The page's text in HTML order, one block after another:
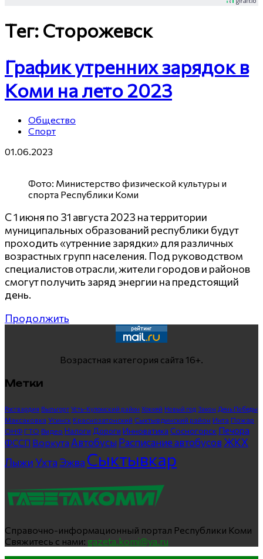
Тег: Сторожевск
График утренних зарядок в
Коми на лето 2023
Общество
Спорт
01.06.2023
Фото: Министерство физической культуры и
спорта Республики Коми
С 1 июня по 31 августа 2023 на территории
муниципальных образований республики будут
проходить «утренние зарядки» для различных
возрастных групп населения. Под руководством
специалистов отрасли, жители городов и районов
смогут получить заряд энергии на предстоящий
день.
Продолжить
Возрастная категория сайта 16+.
Метки
Росгвардия Выльгорт Усть-Куломский район Хоккей Новый год Закон День Победы
Максаковка Усинск Краснозатонский Сыктывдинский район Инта Пожар
ОНФ ГТО Видео Налоги Дороги Инноватика Сосногорск Печора
ФССП Воркута Автобусы Расписание автобусов ЖКХ
ЛыжиУхта Эжва Сыктывкар
Справочно-информационный портал Республики Коми
Свяжитесь с нами: gazeta.komi@ya.ru